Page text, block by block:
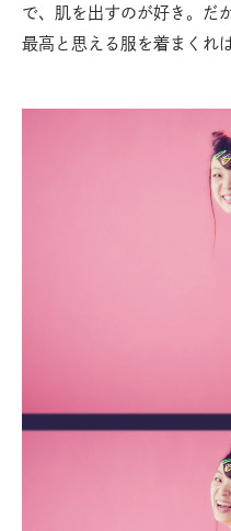
で、肌を出すのが好き。だ
最高と思える服を着まくれ